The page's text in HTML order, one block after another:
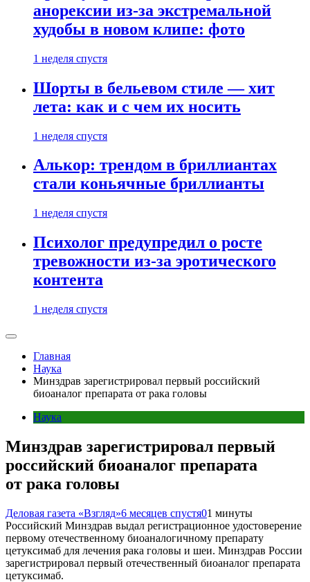
анорексии из-за экстремальной
худобы в новом клипе: фото
1 неделя спустя
Шорты в бельевом стиле — хит
лета: как и с чем их носить
1 неделя спустя
Алькор: трендом в бриллиантах
стали коньячные бриллианты
1 неделя спустя
Психолог предупредил о росте
тревожности из-за эротического
контента
1 неделя спустя
Главная
Наука
Минздрав зарегистрировал первый российский
биоаналог препарата от рака головы
Наука
Минздрав зарегистрировал первый
российский биоаналог препарата
от рака головы
Деловая газета «Взгляд»6 месяцев спустя01 минуты
Российский Минздрав выдал регистрационное удостоверение
первому отечественному биоаналогичному препарату
цетуксимаб для лечения рака головы и шеи. Минздрав России
зарегистрировал первый отечественный биоаналог препарата
цетуксимаб.